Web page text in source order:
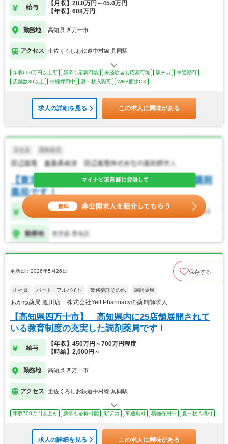
給与
【月収】28.0万円～45.0万円
【年収】608万円
勤務地 高知県 四万十市
アクセス 土佐くろしお鉄道中村線 具同駅
年収600万円以上可 新卒も応募可能 未経験者も応募可能 駅チカ
車通勤可
店舗数30以上
積極採用中 夏～秋入職可 WEB面接OK
求人の詳細を見る この求人に興味がある
更新日：2026年5月26日 保存する
正社員 パート・アルバイト 業務委託その他 調剤薬局
あかね薬局 渡川店 株式会社Yell Pharmacyの薬剤師求人
【高知県四万十市】 高知県内に25店舗展開されて
いる教育制度の充実した調剤薬局です！
給与
【年収】450万円～700万円程度
【時給】2,000円～
勤務地 高知県 四万十市
アクセス 土佐くろしお鉄道中村線 具同駅
年収700万円以上可 新卒も応募可能 駅チカ 車通勤可 積極採用中 夏～秋入職可
求人の詳細を見る この求人に興味がある